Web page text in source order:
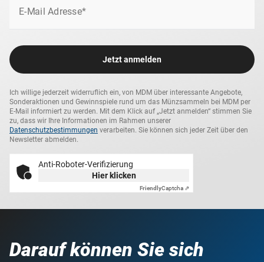
E-Mail Adresse*
Jetzt anmelden
Ich willige jederzeit widerruflich ein, von MDM über interessante Angebote,
Sonderaktionen und Gewinnspiele rund um das Münzsammeln bei MDM per
E-Mail informiert zu werden. Mit dem Klick auf „Jetzt anmelden“ stimmen Sie
zu, dass wir Ihre Informationen im Rahmen unserer
Datenschutzbestimmungen verarbeiten. Sie können sich jeder Zeit über den
Newsletter abmelden.
Anti-Roboter-Verifizierung
Hier klicken
FriendlyCaptcha ⇗
Darauf können Sie sich